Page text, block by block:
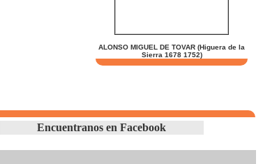
ALONSO MIGUEL DE TOVAR (Higuera de la
Sierra 1678 1752)
Encuentranos en Facebook